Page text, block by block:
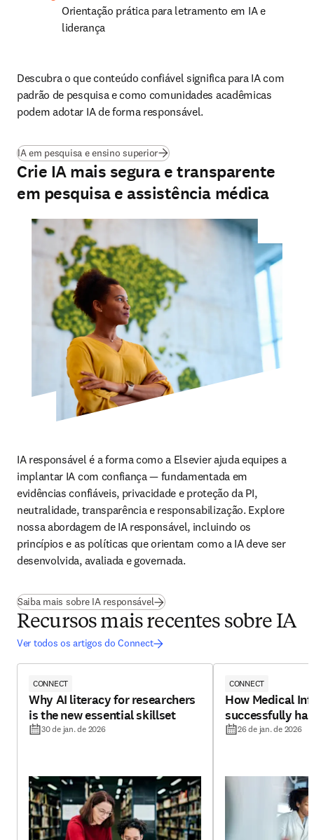
Orientação prática para letramento em IA e
liderança
Descubra o que conteúdo confiável significa para IA com
padrão de pesquisa e como comunidades acadêmicas
podem adotar IA de forma responsável.
IA em pesquisa e ensino superior
Crie IA mais segura e transparente
em pesquisa e assistência médica
IA responsável é a forma como a Elsevier ajuda equipes a
implantar IA com confiança — fundamentada em
evidências confiáveis, privacidade e proteção da PI,
neutralidade, transparência e responsabilização. Explore
nossa abordagem de IA responsável, incluindo os
princípios e as políticas que orientam como a IA deve ser
desenvolvida, avaliada e governada.
Saiba mais sobre IA responsável
Recursos mais recentes sobre IA
Ver todos os artigos do Connect
CONNECT
Why AI literacy for researchers
is the new essential skillset
30 de jan. de 2026
CONNECT
How Medical
successfully
26 de jan. de 2026